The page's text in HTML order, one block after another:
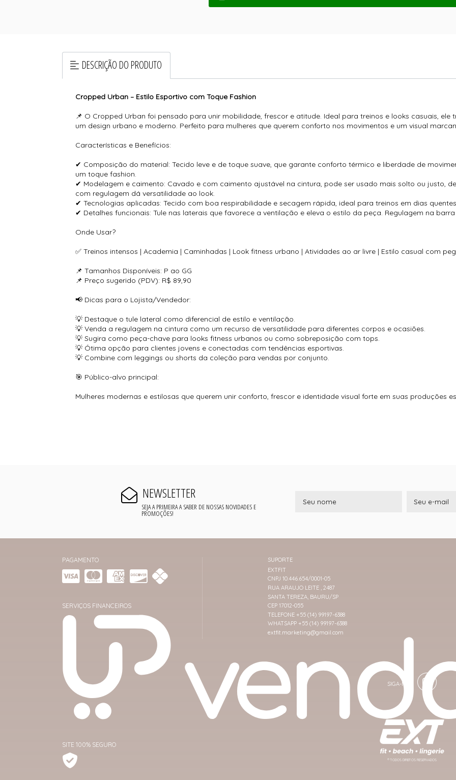
DESCRIÇÃO DO PRODUTO
Cropped Urban – Estilo Esportivo com Toque Fashion
📌 O Cropped Urban foi pensado para unir mobilidade, frescor e atitude. Ideal para treinos e looks casuais,
um design urbano e moderno. Perfeito para mulheres que querem conforto nos movimentos e um visual
Características e Benefícios:
✔ Composição do material: Tecido leve e de toque suave, que garante conforto térmico e liberdade de
um toque fashion.
✔ Modelagem e caimento: Cavado e com caimento ajustável na cintura, pode ser usado mais solto ou justo,
com regulagem dá versatilidade ao look.
✔ Tecnologias aplicadas: Tecido com boa respirabilidade e secagem rápida, ideal para treinos em dias
✔ Detalhes funcionais: Tule nas laterais que favorece a ventilação e eleva o estilo da peça. Regulagem na
Onde Usar?
✅ Treinos intensos | Academia | Caminhadas | Look fitness urbano | Atividades ao ar livre | Estilo casual com
📌 Tamanhos Disponíveis: P ao GG
📌 Preço sugerido (PDV): R$ 89,90
📢 Dicas para o Lojista/Vendedor:
💡 Destaque o tule lateral como diferencial de estilo e ventilação.
💡 Venda a regulagem na cintura como um recurso de versatilidade para diferentes corpos e ocasiões.
💡 Sugira como peça-chave para looks fitness urbanos ou como sobreposição com tops.
💡 Ótima opção para clientes jovens e conectadas com tendências esportivas.
💡 Combine com leggings ou shorts da coleção para vendas por conjunto.
🎯 Público-alvo principal:
Mulheres modernas e estilosas que querem unir conforto, frescor e identidade visual forte em suas produções
NEWSLETTER
SEJA A PRIMEIRA A SABER DE NOSSAS NOVIDADES E
PROMOÇÕES!
PAGAMENTO
SERVIÇOS FINANCEIROS
SITE 100% SEGURO
SUPORTE
EXTFIT
CNPJ 10.446.654/0001-05
RUA ARAUJO LEITE , 2487
SANTA TEREZA, BAURU/SP
CEP 17012-055
TELEFONE +55 (14) 99197-6388
WHATSAPP +55 (14) 99197-6388
extfit.marketing@gmail.com
® TODOS DIREITOS RESERVADOS